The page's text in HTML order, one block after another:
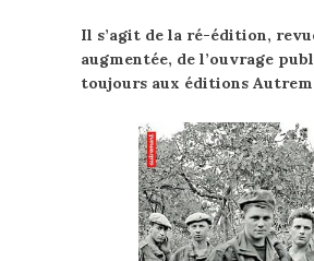
Il s’agit de la ré-édition,
augmentée, de l’ouvrage
toujours aux éditions